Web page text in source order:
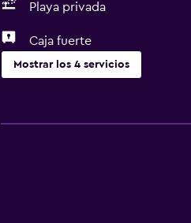
Playa privada
Caja fuerte
Mostrar los 4 servicios
Wifi gratis